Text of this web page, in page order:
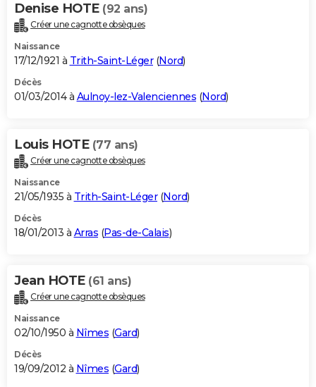
Denise HOTE (92 ans)
Créer une cagnotte obsèques
Naissance
17/12/1921 à Trith-Saint-Léger(Nord)
Décès
01/03/2014 à Aulnoy-lez-Valenciennes (Nord)
Louis HOTE (77 ans)
Créer une cagnotte obsèques
Naissance
21/05/1935 à Trith-Saint-Léger(Nord)
Décès
18/01/2013 à Arras (Pas-de-Calais)
Jean HOTE (61 ans)
Créer une cagnotte obsèques
Naissance
02/10/1950 à Nîmes (Gard)
Décès
19/09/2012 à Nîmes (Gard)